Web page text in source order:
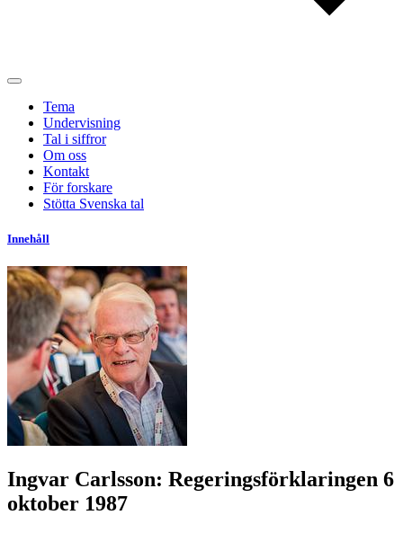
Tema
Undervisning
Tal i siffror
Om oss
Kontakt
För forskare
Stötta Svenska tal
Innehåll
Ingvar Carlsson: Regeringsförklaringen 6
oktober 1987